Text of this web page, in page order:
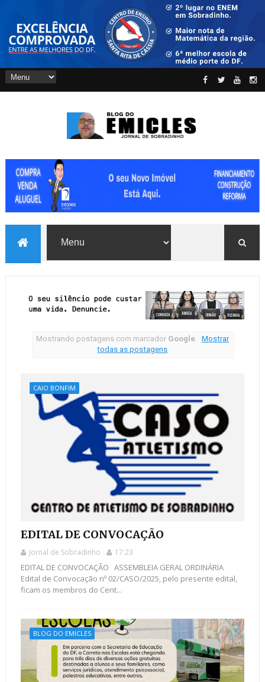
Mostrando postagens com marcador Google.
Mostrar
todas as postagens
CAIO BONFIM
EDITAL DE CONVOCAÇÃO
Jornal de Sobradinho 17:23
EDITAL DE CONVOCAÇÃO ASSEMBLEIA GERAL ORDINÁRIA
Edital de Convocação nº 02/CASO/2025, pelo presente edital,
ficam os membros do Cent...
BLOG DO EMICLES